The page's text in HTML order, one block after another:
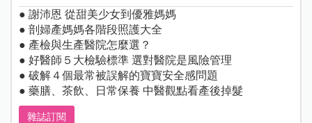
● 謝沛恩 從甜美少女到優雅媽媽
● 剖婦產媽媽各階段照護大全
● 產檢與生產醫院怎麼選？
● 好醫師５大檢驗標準 選對醫院是風險管理
● 破解４個最常被誤解的寶寶安全感問題
● 藥膳、茶飲、日常保養 中醫觀點看產後掉髮
雜誌訂閱